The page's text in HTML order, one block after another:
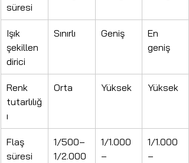
süresi
Işık
şekillen
dirici
Sınırlı Geniş
En
geniş
Renk
tutarlılığ
ı
Orta Yüksek Yüksek
Flaş
süresi
1/500–
1/2.000
1/1.000
–
1/1.000
–